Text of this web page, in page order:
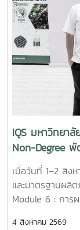
ส่งเสริมการดูแล
สนับสนุนการดูแล
การจัดการของเสี
จุลินทรีย์เป็นหัวเชื้
อินทรีย์ เพื่อนำมา
พื้นที่สีเขียวภายใ
เสริมการใช้ทรั
สอดคล้องกับข้อ
การทำปุ๋ยหมักของ
บำบัดของเสีย ก
ประสงค์ บำบัดน้ำ
ห้องน้ำ ท่อระบาย
สำหรับอาคาร ร้า
สูตร 3 ได้รับการ
บริการและการส
ไปได้ในการจัดทำ
สำหรับการศึกษ
สอดคล้องกับกฎห
ประเทศไทย สำห
และการวิเคราะ
ตามขั้นตอนการ
วิชาการเกษตรก
โปร่งใส และสาม
มหาวิทยาลัยแม่โ
โครงการวิจัย โด
ผลิตภัณฑ์รับผิดชอ
มาตรฐานของผ
หรือหน่วยงานที่มี
และเทคโนโลยีก
ระบบ ทั้งนี้ แนวท
IQS มหาวิทยา
Non-Degree
ระดับการแปรรู
เมื่อวันที่ 1–2 สิง
และมาตรฐานผลิ
Module 6 : การ
4 สิงหาคม